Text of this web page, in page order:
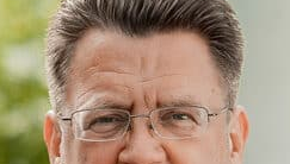
CDU
der
Die